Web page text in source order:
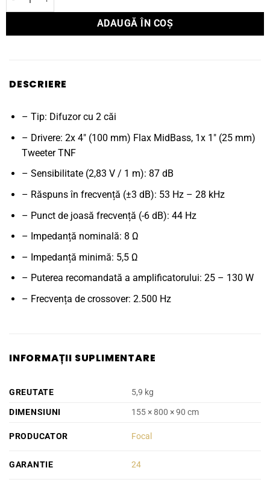
ADAUGĂ ÎN COȘ
DESCRIERE
– Tip: Difuzor cu 2 căi
– Drivere: 2x 4" (100 mm) Flax MidBass, 1x 1" (25 mm)
Tweeter TNF
– Sensibilitate (2,83 V / 1 m): 87 dB
– Răspuns în frecvență (±3 dB): 53 Hz – 28 kHz
– Punct de joasă frecvență (-6 dB): 44 Hz
– Impedanță nominală: 8 Ω
– Impedanță minimă: 5,5 Ω
– Puterea recomandată a amplificatorului: 25 – 130 W
– Frecvența de crossover: 2.500 Hz
INFORMAȚII SUPLIMENTARE
GREUTATE
5,9 kg
DIMENSIUNI
155 × 800 × 90 cm
PRODUCATOR Focal
GARANTIE 24